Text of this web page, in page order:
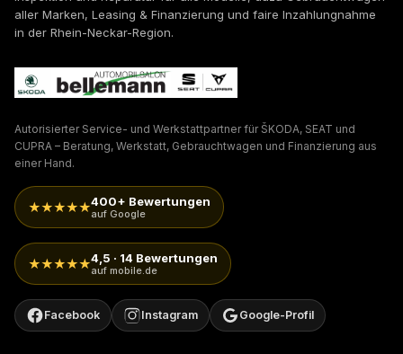
aller Marken, Leasing & Finanzierung und faire Inzahlungnahme
in der Rhein-Neckar-Region.
Autorisierter Service- und Werkstattpartner für ŠKODA, SEAT und
CUPRA – Beratung, Werkstatt, Gebrauchtwagen und Finanzierung aus
einer Hand.
★★★★★400+ Bewertungen
auf Google
★★★★★4,5 · 14 Bewertungen
auf mobile.de
Facebook Instagram Google-Profil